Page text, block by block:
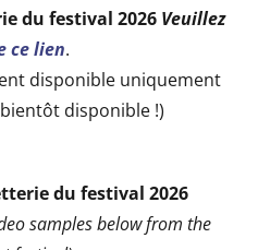
du festival 2026 Veuillez
ce lien.
disponible uniquement
disponible !)
du festival 2026
samples below from the